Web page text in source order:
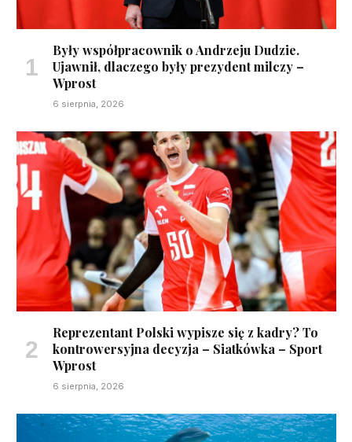
Były współpracownik o Andrzeju Dudzie.
Ujawnił, dlaczego były prezydent milczy –
Wprost
6 sierpnia, 2026
Reprezentant Polski wypisze się z kadry? To
kontrowersyjna decyzja – Siatkówka – Sport
Wprost
6 sierpnia, 2026